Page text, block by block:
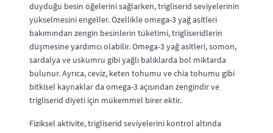
duyduğu besin öğelerini sağlarken, trigliserid seviyelerinin
yükselmesini engeller. Özellikle omega-3 yağ asitleri
bakımından zengin besinlerin tüketimi, trigliseridlerin
düşmesine yardımcı olabilir. Omega-3 yağ asitleri, somon,
sardalya ve uskumru gibi yağlı balıklarda bol miktarda
bulunur. Ayrıca, ceviz, keten tohumu ve chia tohumu gibi
bitkisel kaynaklar da omega-3 açısından zengindir ve
trigliserid diyeti için mükemmel birer ektir.
Fiziksel aktivite, trigliserid seviyelerini kontrol altında